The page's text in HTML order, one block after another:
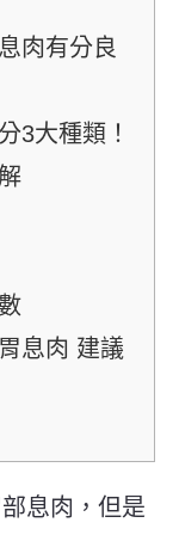
肉有分良
3大種類！
息肉 建議
息肉，但是